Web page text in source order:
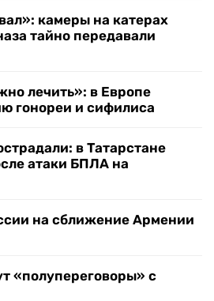
камеры на катерах
тайно передавали
лечить»: в Европе
гонореи и сифилиса
в Татарстане
атаки БПЛА на
на сближение Армении
«полупереговоры» с